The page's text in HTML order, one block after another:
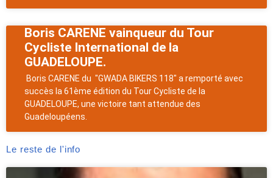
Boris CARENE vainqueur du Tour
Cycliste International de la
GUADELOUPE.
Boris CARENE du "GWADA BIKERS 118" a remporté avec
succès la 61ème édition du Tour Cycliste de la
GUADELOUPE, une victoire tant attendue des
Guadeloupéens.
Le reste de l'info